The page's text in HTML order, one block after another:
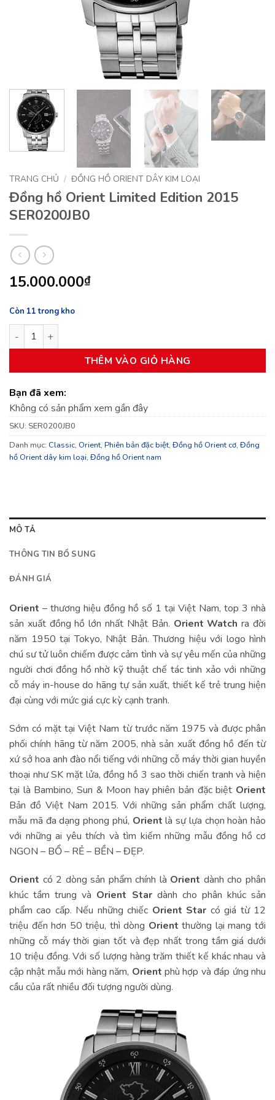
TRANG CHỦ / ĐỒNG HỒ ORIENT DÂY KIM LOẠI
Đồng hồ Orient Limited Edition 2015
SER0200JB0
15.000.000₫
Còn 11 trong kho
Đồng hồ Orient Limited Edition 2015 SER0200JB0 số lượng
THÊM VÀO GIỎ HÀNG
Bạn đã xem:
Không có sản phẩm xem gần đây
SKU: SER0200JB0
Danh mục: Classic, Orient, Phiên bản đặc biệt, Đồng hồ Orient cơ, Đồng
hồ Orient dây kim loại, Đồng hồ Orient nam
MÔ TẢ
THÔNG TIN BỔ SUNG
ĐÁNH GIÁ
Orient – thương hiệu đồng hồ số 1 tại Việt Nam, top 3 nhà
sản xuất đồng hồ lớn nhất Nhật Bản. Orient Watch ra đời
năm 1950 tại Tokyo, Nhật Bản. Thương hiệu với logo hình
chú sư tử luôn chiếm được cảm tình và sự yêu mến của những
người chơi đồng hồ nhờ kỹ thuật chế tác tinh xảo với những
cỗ máy in-house do hãng tự sản xuất, thiết kế trẻ trung hiện
đại cùng với mức giá cực kỳ cạnh tranh.
Sớm có mặt tại Việt Nam từ trước năm 1975 và được phân
phối chính hãng từ năm 2005, nhà sản xuất đồng hồ đến từ
xứ sở hoa anh đào nổi tiếng với những cỗ máy thời gian huyền
thoại như SK mặt lửa, đồng hồ 3 sao thời chiến tranh và hiện
tại là Bambino, Sun & Moon hay phiên bản đặc biệt Orient
Bản đồ Việt Nam 2015. Với những sản phẩm chất lượng,
mẫu mã đa dạng phong phú, Orient là sự lựa chọn hoàn hảo
với những ai yêu thích và tìm kiếm những mẫu đồng hồ cơ
NGON – BỔ – RẺ – BỀN – ĐẸP.
Orient có 2 dòng sản phẩm chính là Orient dành cho phân
khúc tầm trung và Orient Stardành cho phân khúc sản
phẩm cao cấp. Nếu những chiếc Orient Star có giá từ 12
triệu đến hơn 50 triệu, thì dòng Orient thường lại mang tới
những cỗ máy thời gian tốt và đẹp nhất trong tầm giá dưới
10 triệu đồng. Với số lượng hàng trăm thiết kế khác nhau và
cập nhật mẫu mới hàng năm, Orient phù hợp và đáp ứng nhu
cầu của rất nhiều đối tượng người dùng.